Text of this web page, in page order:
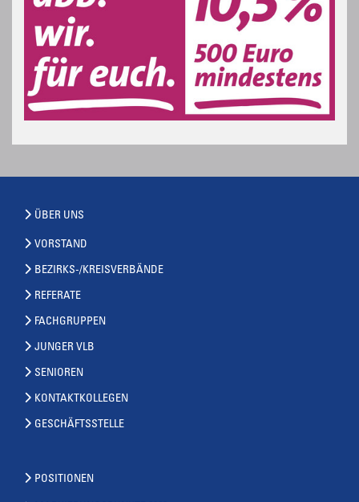
ÜBER UNS
VORSTAND
BEZIRKS-/KREISVERBÄNDE
REFERATE
FACHGRUPPEN
JUNGER VLB
SENIOREN
KONTAKTKOLLEGEN
GESCHÄFTSSTELLE
POSITIONEN